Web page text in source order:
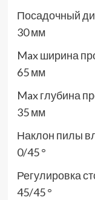
Посадочный
30 мм
Max ширина
65 мм
Max глубина
35 мм
Наклон пилы
0/45 °
Регулировка
45/45 °